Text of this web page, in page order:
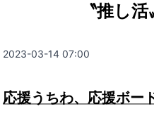
〝推し
2023-03-14 07:00
応援うちわ、応援ボー